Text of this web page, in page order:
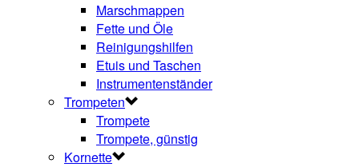
Marschmappen
Fette und Öle
Reinigungshilfen
Etuis und Taschen
Instrumentenständer
Trompeten
Trompete
Trompete, günstig
Kornette